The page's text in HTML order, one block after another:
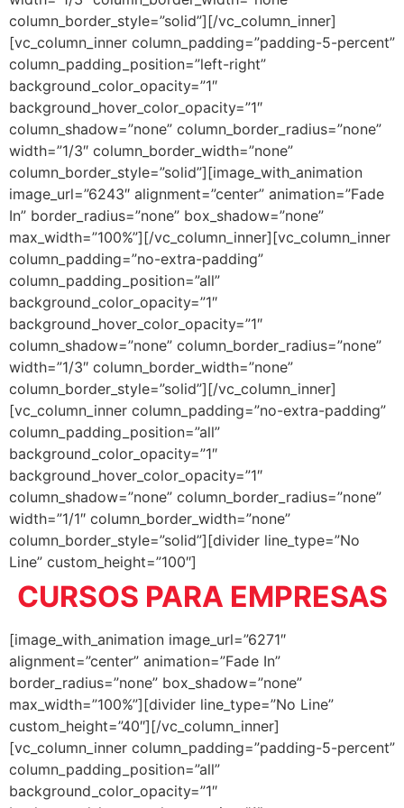
column_border_style=”solid”][/vc_column_inner]
[vc_column_inner column_padding=”padding-5-percent”
column_padding_position=”left-right”
background_color_opacity=”1″
background_hover_color_opacity=”1″
column_shadow=”none” column_border_radius=”none”
width=”1/3″ column_border_width=”none”
column_border_style=”solid”][image_with_animation
image_url=”6243″ alignment=”center” animation=”Fade
In” border_radius=”none” box_shadow=”none”
max_width=”100%”][/vc_column_inner][vc_column_inner
column_padding=”no-extra-padding”
column_padding_position=”all”
background_color_opacity=”1″
background_hover_color_opacity=”1″
column_shadow=”none” column_border_radius=”none”
width=”1/3″ column_border_width=”none”
column_border_style=”solid”][/vc_column_inner]
[vc_column_inner column_padding=”no-extra-padding”
column_padding_position=”all”
background_color_opacity=”1″
background_hover_color_opacity=”1″
column_shadow=”none” column_border_radius=”none”
width=”1/1″ column_border_width=”none”
column_border_style=”solid”][divider line_type=”No
Line” custom_height=”100″]
CURSOS PARA EMPRESAS
[image_with_animation image_url=”6271″
alignment=”center” animation=”Fade In”
border_radius=”none” box_shadow=”none”
max_width=”100%”][divider line_type=”No Line”
custom_height=”40″][/vc_column_inner]
[vc_column_inner column_padding=”padding-5-percent”
column_padding_position=”all”
background_color_opacity=”1″